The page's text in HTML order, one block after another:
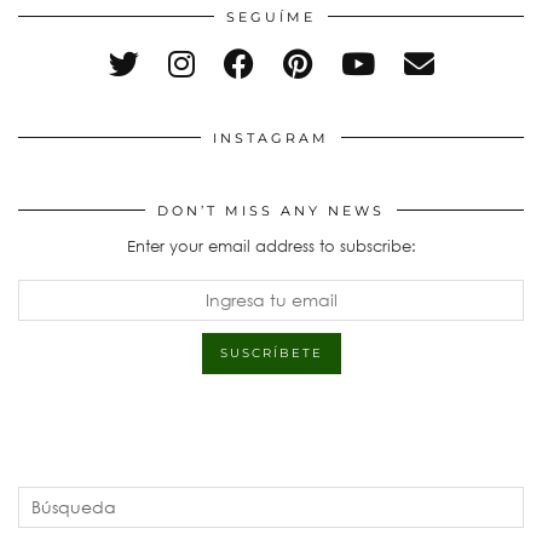
SEGUÍME
INSTAGRAM
DON’T MISS ANY NEWS
Enter your email address to subscribe: